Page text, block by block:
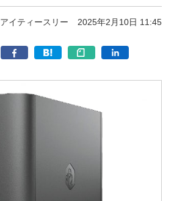
アイティースリー 2025年2月10日 11:45